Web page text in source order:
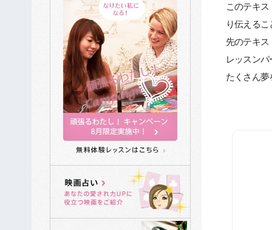
このテキ
り伝える
先のテキ
レッスン
たくさん